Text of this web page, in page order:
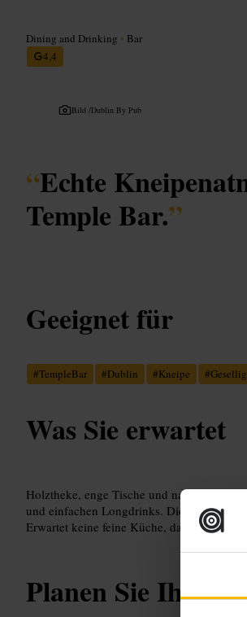
Dining and Drinking • Bar
4,4
Bild /Dublin By Pub
“Echte
Temple Bar.”
Geeignet für
#TempleBar #Dublin #Kneipe #
Was Sie erwartet
Holztheke, enge Tische und nahe
und einfachen Longdrinks. Die Stimmung
Erwartet keine feine Küche, dafür eine
Planen Sie Ihren